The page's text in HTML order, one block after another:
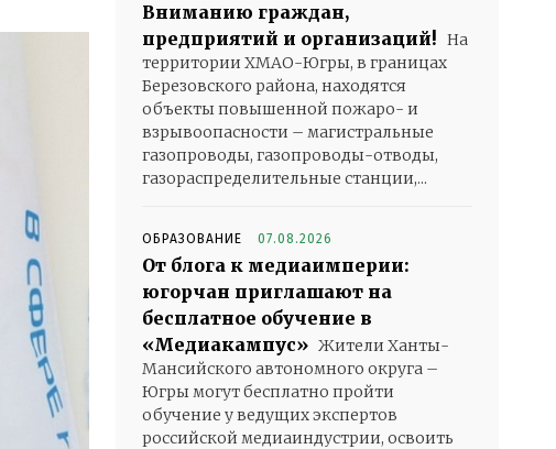
Вниманию граждан,
предприятий и организаций! На
территории ХМАО-Югры, в границах
Березовского района, находятся
объекты повышенной пожаро- и
взрывоопасности – магистральные
газопроводы, газопроводы-отводы,
газораспределительные станции,...
ОБРАЗОВАНИЕ 07.08.2026
От блога к медиаимперии:
югорчан приглашают на
бесплатное обучение в
«Медиакампус» Жители Ханты-
Мансийского автономного округа –
Югры могут бесплатно пройти
обучение у ведущих экспертов
российской медиаиндустрии, освоить